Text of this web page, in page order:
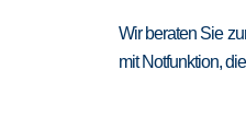
Wir beraten Sie
mit Notfunktion,